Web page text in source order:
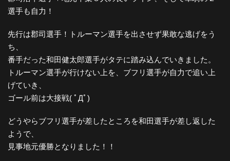
選手も自力！
先行は郡司選手！トルーマン選手を出させず果敢な逃げをう
ち、
番手だった和田健太郎選手がタテに踏み込んでいきました。
トルーマン選手が行けない上を、ブフリ選手が自力で追い上
げていき、
ゴール前は大接戦( ﾟДﾟ)
どうやらブフリ選手が差したところを和田選手が差し返した
ようで、
見事地元優勝となりました！！